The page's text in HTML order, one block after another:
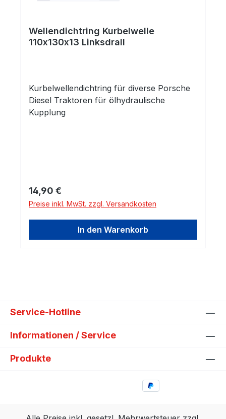
Wellendichtring Kurbelwelle
110x130x13 Linksdrall
Kurbelwellendichtring für diverse Porsche
Diesel Traktoren für ölhydraulische
Kupplung
Regulärer Preis:
14,90 €
Preise inkl. MwSt. zzgl. Versandkosten
In den Warenkorb
Service-Hotline
Informationen / Service
Produkte